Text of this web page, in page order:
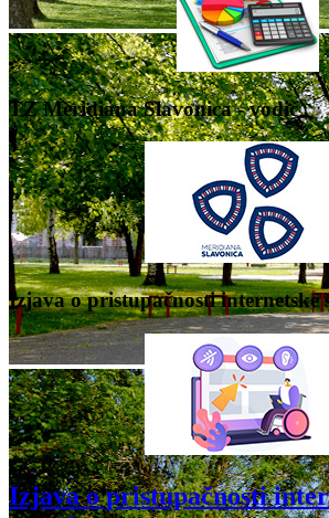
TZ Meridiana Slavonica - vodič
Izjava o pristupačnosti internetske
Izjava o pristupačnosti